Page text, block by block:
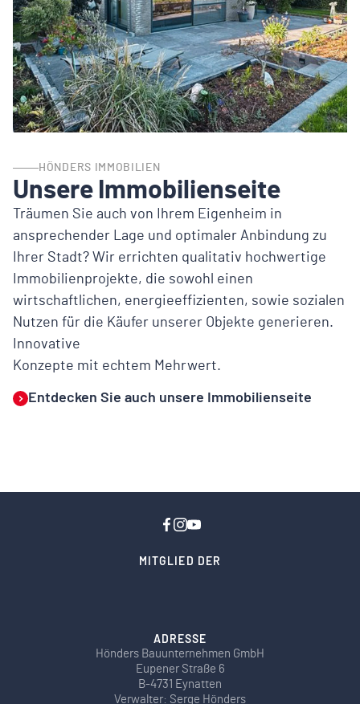
HÖNDERS IMMOBILIEN
Unsere Immobilienseite
Träumen Sie auch von Ihrem Eigenheim in
ansprechender Lage und optimaler Anbindung zu
Ihrer Stadt? Wir errichten qualitativ hochwertige
Immobilienprojekte, die sowohl einen
wirtschaftlichen, energieeffizienten, sowie sozialen
Nutzen für die Käufer unserer Objekte generieren.
Innovative
Konzepte mit echtem Mehrwert.
Entdecken Sie auch unsere Immobilienseite
MITGLIED DER
ADRESSE
Hönders Bauunternehmen GmbH
Eupener Straße 6
B-4731 Eynatten
Verwalter: Serge Hönders